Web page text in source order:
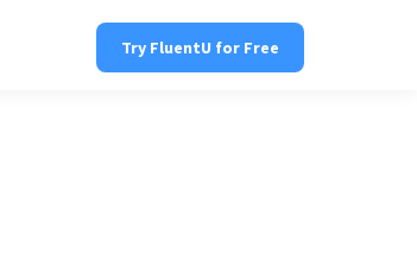
Try FluentU for Free